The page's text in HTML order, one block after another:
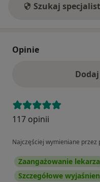
Szukaj
Opinie
117 opinii
Najczęściej wymieniane przez
Zaangażowanie lekarza
Szczegółowe